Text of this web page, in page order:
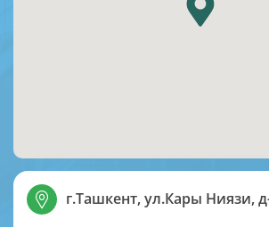
г.Ташкент, ул.Кары Ниязи,